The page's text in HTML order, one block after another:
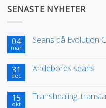
SENASTE NYHETER
04
mar
Seans på Evolution
31
dec
Andebords seans
15
okt
Transhealing,